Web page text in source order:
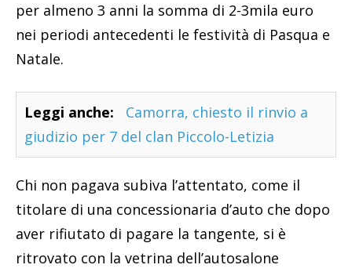
per almeno 3 anni la somma di 2-3mila euro
nei periodi antecedenti le festività di Pasqua e
Natale.
Leggi anche:
Camorra, chiesto il rinvio a
giudizio per 7 del clan Piccolo-Letizia
Chi non pagava subiva l’attentato, come il
titolare di una concessionaria d’auto che dopo
aver rifiutato di pagare la tangente, si è
ritrovato con la vetrina dell’autosalone